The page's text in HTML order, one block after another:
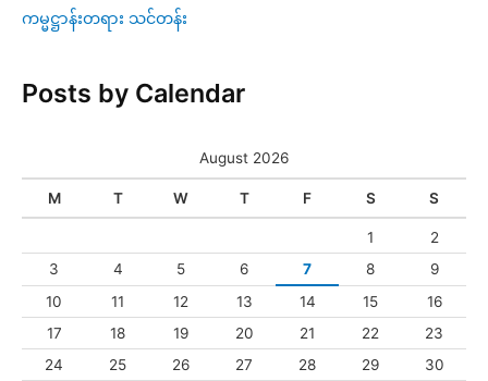
ကမ္မဋ္ဌာန်းတရား သင်တန်း
Posts by Calendar
August 2026
M T W T F S S
1
2
3
4 5 6 7 8
9
10
11 12 13 14 15
16
17
18 19 20 21 22
23
24
25 26 27 28 29
30